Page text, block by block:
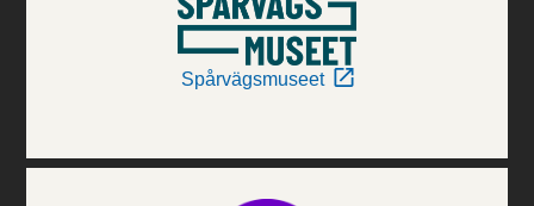
Spårvägsmuseet